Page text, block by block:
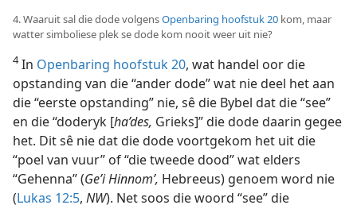
4. Waaruit sal die dode volgensOpenbaring hoofstuk 20 kom, maar
watter simboliese plek se dode kom nooit weer uit nie?
4In Openbaring hoofstuk 20, wat handel oor die
opstanding van die “ander dode” wat nie deel het aan
die “eerste opstanding” nie, sê die Bybel dat die “see”
en die “doderyk [ha’des, Grieks]” die dode daarin gegee
het. Dit sê nie dat die dode voortgekom het uit die
“poel van vuur” of “die tweede dood” wat elders
“Gehenna” (Ge’i Hinnom’, Hebreeus) genoem word nie
(Lukas 12:5, NW). Net soos die woord “see” die